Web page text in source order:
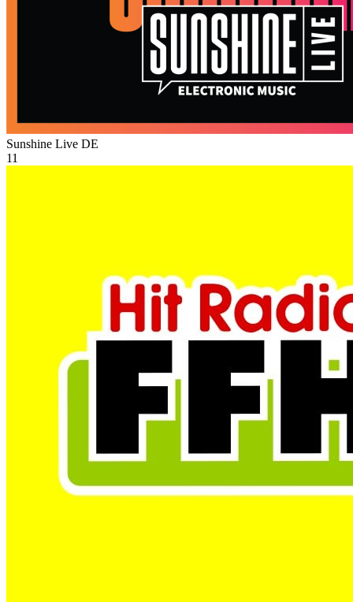
Sunshine Live DE
11